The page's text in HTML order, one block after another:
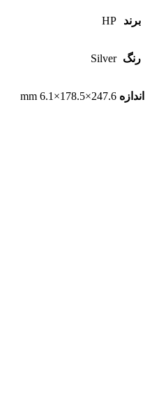
برند HP
رنگ Silver
اندازه 247.6×178.5×6.1 mm